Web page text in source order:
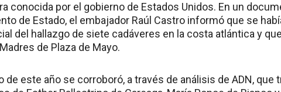
conocida por el gobierno de Estados Unidos. En un
de Estado, el embajador Raúl Castro informó que se
del hallazgo de siete cadáveres en la costa atlántica y
de Plaza de Mayo.
de este año se corroboró, a través de análisis de ADN, que